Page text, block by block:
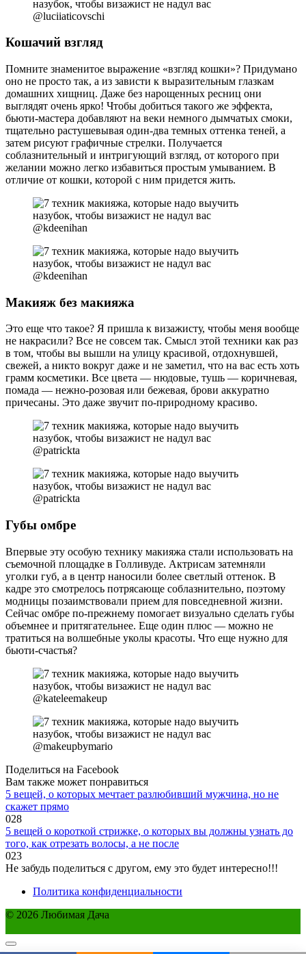
@luciiaticovschi
Кошачий взгляд
Помните знаменитое выражение «взгляд кошки»? Придумано
оно не просто так, а из зависти к выразительным глазкам
домашних хищниц. Даже без нарощенных ресниц они
выглядят очень ярко! Чтобы добиться такого же эффекта,
бьюти-мастера добавляют на веки немного дымчатых смоки,
тщательно растушевывая один-два темных оттенка теней, а
затем рисуют графичные стрелки. Получается
соблазнительный и интригующий взгляд, от которого при
желании можно легко избавиться простым умыванием. В
отличие от кошки, которой с ним придется жить.
@kdeenihan
@kdeenihan
Макияж без макияжа
Это еще что такое? Я пришла к визажисту, чтобы меня вообще
не накрасили? Все не совсем так. Смысл этой техники как раз
в том, чтобы вы вышли на улицу красивой, отдохнувшей,
свежей, а никто вокруг даже и не заметил, что на вас есть хоть
грамм косметики. Все цвета — нюдовые, тушь — коричневая,
помада — нежно-розовая или бежевая, брови аккуратно
причесаны. Это даже звучит по-природному красиво.
@patrickta
@patrickta
Губы омбре
Впервые эту особую технику макияжа стали использовать на
съемочной площадке в Голливуде. Актрисам затемняли
уголки губ, а в центр наносили более светлый оттенок. В
кадре это смотрелось потрясающе соблазнительно, поэтому
модницы позаимствовали прием для повседневной жизни.
Сейчас омбре по-прежнему помогает визуально сделать губы
объемнее и притягательнее. Еще один плюс — можно не
тратиться на волшебные уколы красоты. Что еще нужно для
бьюти-счастья?
@kateleemakeup
@makeupbymario
Поделиться на Facebook
Вам также может понравиться
5 вещей, о которых мечтает разлюбивший мужчина, но не
скажет прямо
028
5 вещей о короткой стрижке, о которых вы должны узнать до
того, как отрезать волосы, а не после
023
Не забудь поделиться с другом, ему это будет интересно!!!
Политика конфиденциальности
© 2026 Любимая Дача